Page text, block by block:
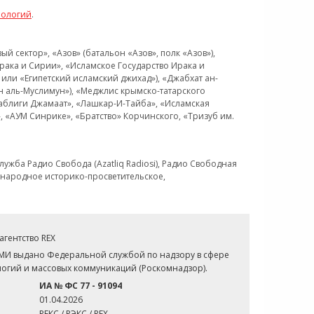
.
«Азов» (батальон «Азов», полк «Азов»),
и Сирии», «Исламское Государство Ирака и
«Египетский исламский джихад»), «Джабхат ан-
Муслимун»), «Меджлис крымско-татарского
Джамаат», «Лашкар-И-Тайба», «Исламская
Синрике», «Братство» Корчинского, «Тризуб им.
Радио Свобода (Azatliq Radiosi), Радио Свободная
историко-просветительское,
REX
выдано Федеральной службой по надзору в сфере
и массовых коммуникаций (Роскомнадзор).
ИА № ФС 77 - 91094
01.04.2026